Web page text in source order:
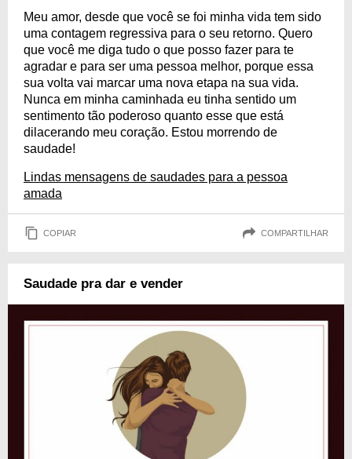
Meu amor, desde que você se foi minha vida tem sido
uma contagem regressiva para o seu retorno. Quero
que você me diga tudo o que posso fazer para te
agradar e para ser uma pessoa melhor, porque essa
sua volta vai marcar uma nova etapa na sua vida.
Nunca em minha caminhada eu tinha sentido um
sentimento tão poderoso quanto esse que está
dilacerando meu coração. Estou morrendo de
saudade!
Lindas mensagens de saudades para a pessoa
amada
COPIAR COMPARTILHAR
Saudade pra dar e vender